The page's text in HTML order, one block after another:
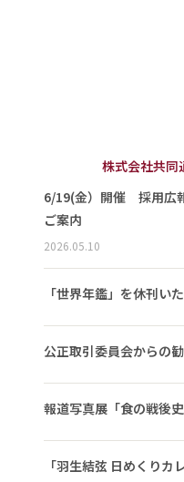
株式会社共同
6/19(金）開催 採用広
ご案内
2026.05.10
「世界年鑑」を休刊い
公正取引委員会からの
報道写真展「食の戦後
「羽生結弦 日めくり